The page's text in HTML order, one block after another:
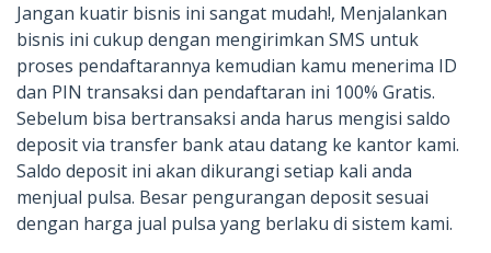
Jangan kuatir bisnis ini sangat mudah!, Menjalankan
bisnis ini cukup dengan mengirimkan SMS untuk
proses pendaftarannya kemudian kamu menerima ID
dan PIN transaksi dan pendaftaran ini 100% Gratis.
Sebelum bisa bertransaksi anda harus mengisi saldo
deposit via transfer bank atau datang ke kantor kami.
Saldo deposit ini akan dikurangi setiap kali anda
menjual pulsa. Besar pengurangan deposit sesuai
dengan harga jual pulsa yang berlaku di sistem kami.